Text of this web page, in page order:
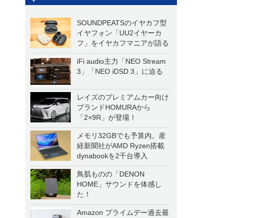
SOUNDPEATSのイヤカフ型
イヤフォン「UU2イヤーカ
フ」をイヤカフマニアが語る
iFi audio主力「NEO Stream
3」「NEO iDSD 3」に迫る
レイズのプレミアムカー向け
ブランドHOMURAから
「2×9R」が登場！
メモリ32GBでも予算内。産
経新聞社がAMD Ryzen搭載
dynabookを2千台導入
鳥肌ものの「DENON
HOME」サウンドを体感し
た！
Amazon プライムデー過去最